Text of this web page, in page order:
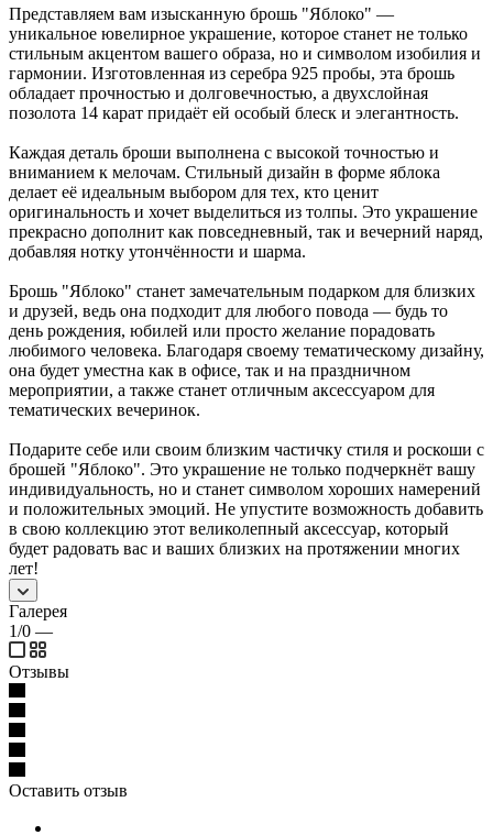
Представляем вам изысканную брошь "Яблоко" —
уникальное ювелирное украшение, которое станет не только
стильным акцентом вашего образа, но и символом изобилия и
гармонии. Изготовленная из серебра 925 пробы, эта брошь
обладает прочностью и долговечностью, а двухслойная
позолота 14 карат придаёт ей особый блеск и элегантность.
Каждая деталь броши выполнена с высокой точностью и
вниманием к мелочам. Стильный дизайн в форме яблока
делает её идеальным выбором для тех, кто ценит
оригинальность и хочет выделиться из толпы. Это украшение
прекрасно дополнит как повседневный, так и вечерний наряд,
добавляя нотку утончённости и шарма.
Брошь "Яблоко" станет замечательным подарком для близких
и друзей, ведь она подходит для любого повода — будь то
день рождения, юбилей или просто желание порадовать
любимого человека. Благодаря своему тематическому дизайну,
она будет уместна как в офисе, так и на праздничном
мероприятии, а также станет отличным аксессуаром для
тематических вечеринок.
Подарите себе или своим близким частичку стиля и роскоши с
брошей "Яблоко". Это украшение не только подчеркнёт вашу
индивидуальность, но и станет символом хороших намерений
и положительных эмоций. Не упустите возможность добавить
в свою коллекцию этот великолепный аксессуар, который
будет радовать вас и ваших близких на протяжении многих
лет!
Галерея
1/0 —
Отзывы
Оставить отзыв